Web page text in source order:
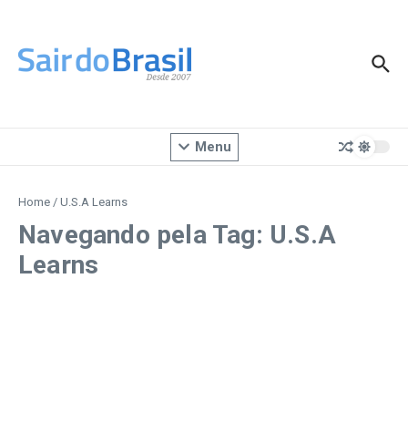
Menu
Home / U.S.A Learns
Navegando pela Tag: U.S.A
Learns